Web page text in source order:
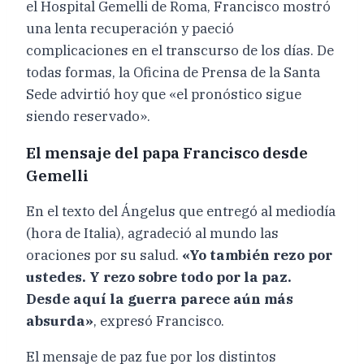
el Hospital Gemelli de Roma, Francisco mostró
una lenta recuperación y paeció
complicaciones en el transcurso de los días. De
todas formas, la Oficina de Prensa de la Santa
Sede advirtió hoy que «el pronóstico sigue
siendo reservado».
El mensaje del papa Francisco desde
Gemelli
En el texto del Ángelus que entregó al mediodía
(hora de Italia), agradeció al mundo las
oraciones por su salud. «Yo también rezo por
ustedes. Y rezo sobre todo por la paz.
Desde aquí la guerra parece aún más
absurda», expresó Francisco.
El mensaje de paz fue por los distintos